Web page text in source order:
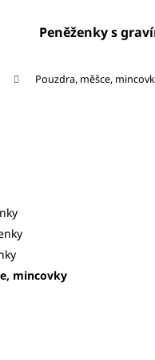
Peněženky s
Pouzdra, měšce,
mincovky